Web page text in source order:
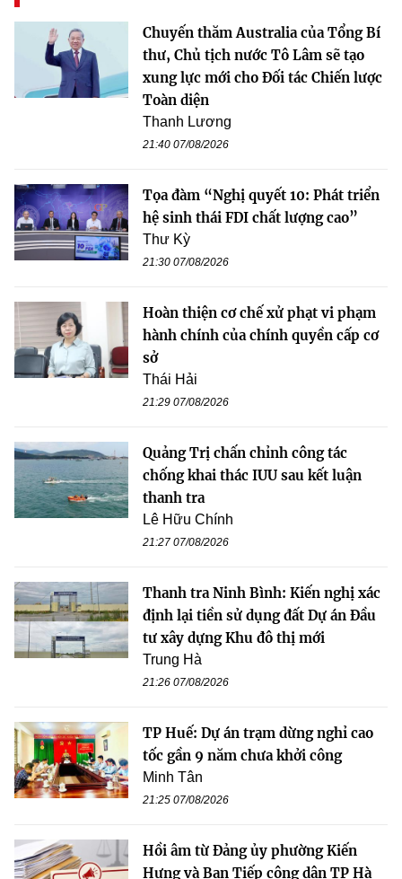
Chuyến thăm Australia của Tổng Bí
thư, Chủ tịch nước Tô Lâm sẽ tạo
xung lực mới cho Đối tác Chiến lược
Toàn diện
Thanh Lương
21:40 07/08/2026
Tọa đàm “Nghị quyết 10: Phát triển
hệ sinh thái FDI chất lượng cao”
Thư Kỳ
21:30 07/08/2026
Hoàn thiện cơ chế xử phạt vi phạm
hành chính của chính quyền cấp cơ
sở
Thái Hải
21:29 07/08/2026
Quảng Trị chấn chỉnh công tác
chống khai thác IUU sau kết luận
thanh tra
Lê Hữu Chính
21:27 07/08/2026
Thanh tra Ninh Bình: Kiến nghị xác
định lại tiền sử dụng đất Dự án Đầu
tư xây dựng Khu đô thị mới
Trung Hà
21:26 07/08/2026
TP Huế: Dự án trạm dừng nghỉ cao
tốc gần 9 năm chưa khởi công
Minh Tân
21:25 07/08/2026
Hồi âm từ Đảng ủy phường Kiến
Hưng và Ban Tiếp công dân TP Hà